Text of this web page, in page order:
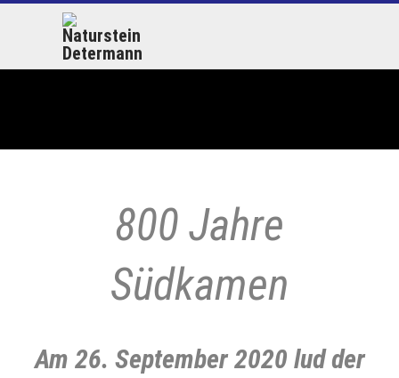
800 Jahre
Südkamen
Am 26. September 2020 lud der